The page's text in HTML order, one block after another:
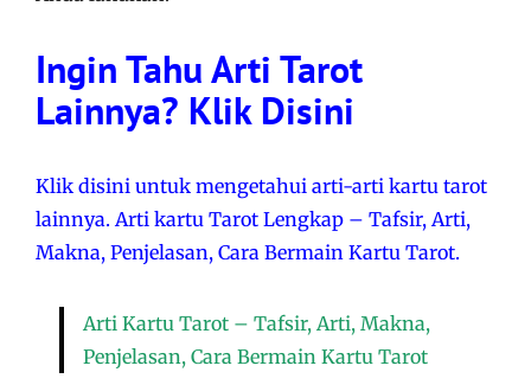
Ingin Tahu Arti Tarot
Lainnya? Klik Disini
Klik disini untuk mengetahui arti-arti kartu tarot
lainnya. Arti kartu Tarot Lengkap – Tafsir, Arti,
Makna, Penjelasan, Cara Bermain Kartu Tarot.
Arti Kartu Tarot – Tafsir, Arti, Makna,
Penjelasan, Cara Bermain Kartu Tarot